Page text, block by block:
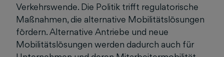
Verkehrswende. Die Politik trifft regulatorische
Maßnahmen, die alternative Mobilitätslösungen
fördern. Alternative Antriebe und neue
Mobilitätslösungen werden dadurch auch für